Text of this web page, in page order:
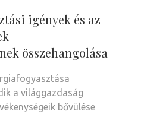
igények és az
összehangolása
a világgazdaság
bővülése